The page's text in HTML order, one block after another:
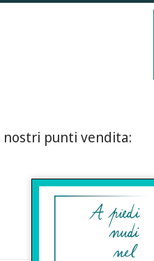
nostri punti vendita: